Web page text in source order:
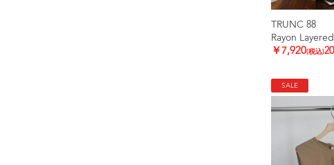
TRUNC 88
Rayon
￥7,920(税込)
SALE